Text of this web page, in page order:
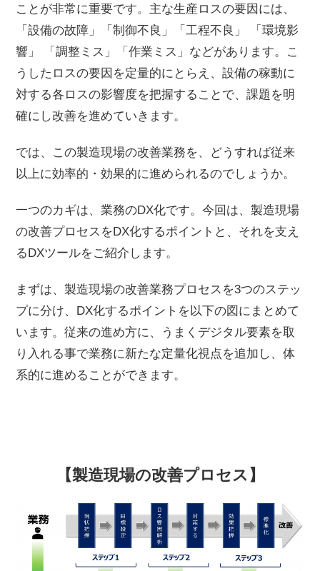
ことが非常に重要です。主な生産ロスの要因には、
「設備の故障」「制御不良」「工程不良」 「環境影
響」 「調整ミス」「作業ミス」などがあります。こ
うしたロスの要因を定量的にとらえ、設備の稼動に
対する各ロスの影響度を把握することで、課題を明
確にし改善を進めていきます。
では、この製造現場の改善業務を、どうすれば従来
以上に効率的・効果的に進められるのでしょうか。
一つのカギは、業務のDX化です。今回は、製造現場
の改善プロセスをDX化するポイントと、それを支え
るDXツールをご紹介します。
まずは、製造現場の改善業務プロセスを3つのステッ
プに分け、DX化するポイントを以下の図にまとめて
います。従来の進め方に、うまくデジタル要素を取
り入れる事で業務に新たな定量化視点を追加し、体
系的に進めることができます。
【製造現場の改善プロセス】